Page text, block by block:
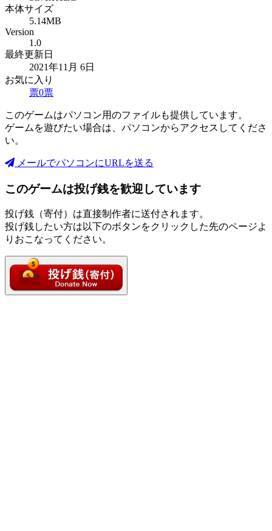
本体サイズ
5.14MB
Version
1.0
最終更新日
2021年11月 6日
お気に入り
票0票
このゲームはパソコン用のファイルも提供しています。
ゲームを遊びたい場合は、パソコンからアクセスしてくださ
い。
メールでパソコンにURLを送る
このゲームは投げ銭を歓迎しています
投げ銭（寄付）は直接制作者に送付されます。
投げ銭したい方は以下のボタンをクリックした先のページよ
りおこなってください。